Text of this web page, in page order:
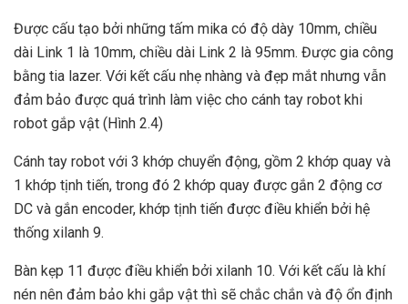
Được cấu tạo bởi những tấm mika có độ dày 10mm, chiều
dài Link 1 là 10mm, chiều dài Link 2 là 95mm. Được gia công
bằng tia lazer. Với kết cấu nhẹ nhàng và đẹp mắt nhưng vẫn
đảm bảo được quá trình làm việc cho cánh tay robot khi
robot gắp vật (Hình 2.4)
Cánh tay robot với 3 khớp chuyển động, gồm 2 khớp quay và
1 khớp tịnh tiến, trong đó 2 khớp quay được gắn 2 động cơ
DC và gắn encoder, khớp tịnh tiến được điều khiển bởi hệ
thống xilanh 9.
Bàn kẹp 11 được điều khiển bởi xilanh 10. Với kết cấu là khí
nén nên đảm bảo khi gắp vật thì sẽ chắc chắn và độ ổn định